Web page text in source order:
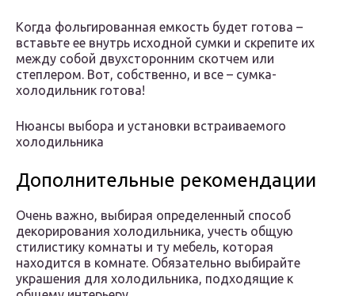
Когда фольгированная емкость будет готова –
вставьте ее внутрь исходной сумки и скрепите их
между собой двухсторонним скотчем или
степлером. Вот, собственно, и все – сумка-
холодильник готова!
Нюансы выбора и установки встраиваемого
холодильника
Дополнительные рекомендации
Очень важно, выбирая определенный способ
декорирования холодильника, учесть общую
стилистику комнаты и ту мебель, которая
находится в комнате. Обязательно выбирайте
украшения для холодильника, подходящие к